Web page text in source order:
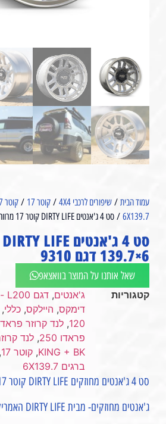
עמוד הבית/ שיפורים לרכבי 4X4 / קוטר 17 /
6X139.7/ סט 4 ג'אנטים DIRTY LIFE קוטר 17 מרווח 6×139.7 דגם 9310
6×139.7 דגם 9310
שאל אותנו על המוצר בוואצאפ
קטגוריות ג'אנטים, דגם L200 - טרייטון, האנטר
דימקס, היילקס, כללי,
120
, לנד קרוזר פראדו
פראדו 250
, לנד
KING + BK
, קוטר 17 ,
ברגים 6X139.7
סט 4 ג'אנטים מחוזקים DIRTY LIFE קוטר 17 מרווח ברגים 6×139.7
ג'אנטים מחוזקים- מבית DIRTY LIFE האמריקאית !